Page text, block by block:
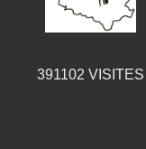
391102 VISITES